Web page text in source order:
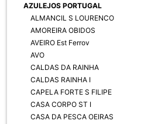
AZULEJOS PORTUGAL
ALMANCIL S LOURENCO
AMOREIRA OBIDOS
AVEIRO Est Ferrov
AVO
CALDAS DA RAINHA
CALDAS RAINHA I
CAPELA FORTE S FILIPE
CASA CORPO ST I
CASA DA PESCA OEIRAS